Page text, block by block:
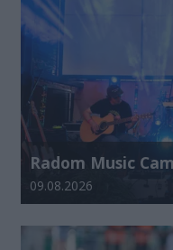
Radom Music
Data dodania galerii:
09.08.2026